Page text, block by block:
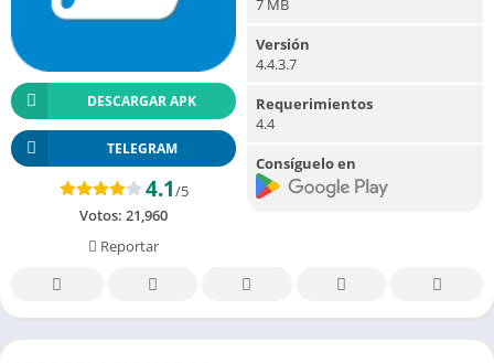
DESCARGAR APK
TELEGRAM
4.1/5
Votos: 21,960
Reportar
Versión
4.4.3.7
Requerimientos
4.4
Consíguelo en